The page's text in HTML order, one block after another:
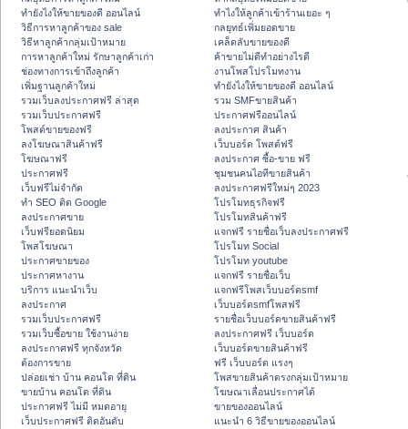
ทํายังไงให้ขายของดี ออนไลน์
วิธีการหาลูกค้าของ sale
วิธีหาลูกค้ากลุ่มเป้าหมาย
การหาลูกค้าใหม่ รักษาลูกค้าเก่า
ช่องทางการเข้าถึงลูกค้า
เพิ่มฐานลูกค้าใหม่
รวมเว็บลงประกาศฟรี ล่าสุด
รวมเว็บประกาศฟรี
โพสต์ขายของฟรี
ลงโฆษณาสินค้าฟรี
โฆษณาฟรี
ประกาศฟรี
เว็บฟรีไม่จำกัด
ทำ SEO ติด Google
ลงประกาศขาย
เว็บฟรียอดนิยม
โพสโฆษณา
ประกาศขายของ
ประกาศหางาน
บริการ แนะนำเว็บ
ลงประกาศ
รวมเว็บประกาศฟรี
รวมเว็บซื้อขาย ใช้งานง่าย
ลงประกาศฟรี ทุกจังหวัด
ต้องการขาย
ปล่อยเช่า บ้าน คอนโด ที่ดิน
ขายบ้าน คอนโด ที่ดิน
ประกาศฟรี ไม่มี หมดอายุ
เว็บประกาศฟรี ติดอันดับ
ทําไงให้ลูกค้าเข้าร้านเยอะ ๆ
กลยุทธ์เพิ่มยอดขาย
เคล็ดลับขายของดี
ค้าขายไม่ดีทำอย่างไรดี
งานโพสโปรโมทงาน
ทํายังไงให้ขายของดี ออนไลน์
รวม SMFขายสินค้า
ประกาศฟรีออนไลน์
ลงประกาศ สินค้า
เว็บบอร์ด โพสต์ฟรี
ลงประกาศ ซื้อ-ขาย ฟรี
ชุมชนคนไอทีขายสินค้า
ลงประกาศฟรีใหม่ๆ 2023
โปรโมทธุรกิจฟรี
โปรโมทสินค้าฟรี
แจกฟรี รายชื่อเว็บลงประกาศฟรี
โปรโมท Social
โปรโมท youtube
แจกฟรี รายชื่อเว็บ
แจกฟรีโพสเว็บบอร์ดsmf
เว็บบอร์ดsmfโพสฟรี
รายชื่อเว็บบอร์ดขายสินค้าฟรี
ลงประกาศฟรี เว็บบอร์ด
เว็บบอร์ดขายสินค้าฟรี
ฟรี เว็บบอร์ด แรงๆ
โพสขายสินค้าตรงกลุ่มเป้าหมาย
โฆษณาเลื่อนประกาศได้
ขายของออนไลน์
แนะนำ 6 วิธีขายของออนไลน์